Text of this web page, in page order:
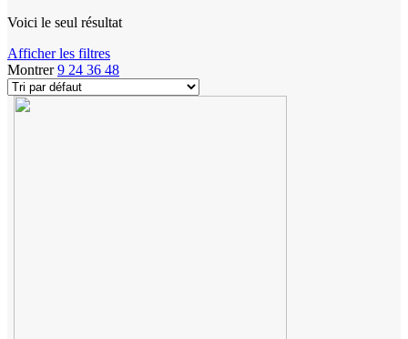
Voici le seul résultat
Afficher les filtres
Montrer9 24 36 48